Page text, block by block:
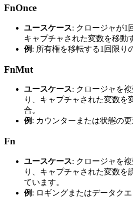
FnOnce
ユースケース: クロージャが1
キャプチャされた変数を移動
例 : 所有権を移転する1回限り
FnMut
ユースケース: クロージャを
り、キャプチャされた変数を
合。
例 : カウンターまたは状態の更
Fn
ユースケース: クロージャを
り、キャプチャされた変数を
ています。
例 : ロギングまたはデータクエ